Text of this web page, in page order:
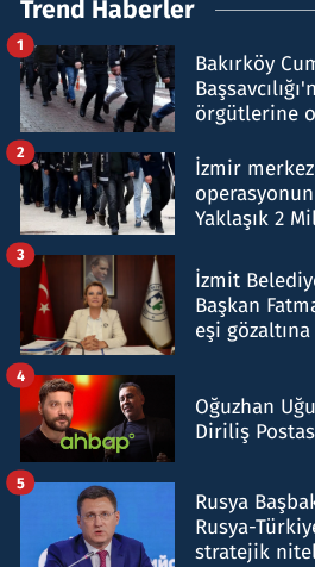
Trend Haberler
Bakırköy
örgütlerine
1
İzmir
Yaklaşık 2
2
İzmit
Başkan
eşi gözaltına
3
Oğuzhan
Diriliş
4
Rusya
Rusya-
stratejik
5